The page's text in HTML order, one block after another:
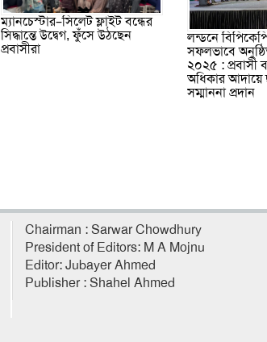
ম্যানচেস্টার–সিলেট ফ্লাইট বন্ধের
সিদ্ধান্তে উদ্বেগ, ফুঁসে উঠছেন
প্রবাসীরা
লন্ডনে
সফলভাবে
২০২৫ : প্রবাসী
অধিকার আদায়ে
সম্মাননা প্রদান
Chairman : Sarwar Chowdhury
President of Editors: M A Mojnu
Editor: Jubayer Ahmed
Publisher : Shahel Ahmed